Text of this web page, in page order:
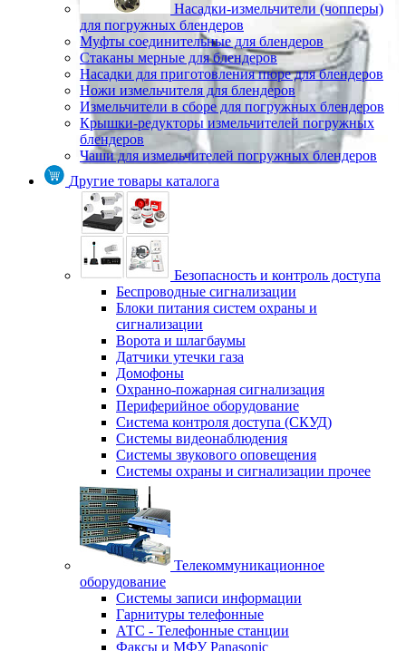
Насадки-измельчители (чопперы)
для погружных блендеров
Муфты соединительные для блендеров
Стаканы мерные для блендеров
Насадки для приготовления пюре для блендеров
Ножи измельчителя для блендеров
Измельчители в сборе для погружных блендеров
Крышки-редукторы измельчителей погружных
блендеров
Чаши для измельчителей погружных блендеров
Другие товары каталога
Безопасность и контроль доступа
Беспроводные сигнализации
Блоки питания систем охраны и
сигнализации
Ворота и шлагбаумы
Датчики утечки газа
Домофоны
Охранно-пожарная сигнализация
Периферийное оборудование
Система контроля доступа (СКУД)
Системы видеонаблюдения
Системы звукового оповещения
Системы охраны и сигнализации прочее
Телекоммуникационное
оборудование
Системы записи информации
Гарнитуры телефонные
АТС - Телефонные станции
Факсы и МФУ Panasonic